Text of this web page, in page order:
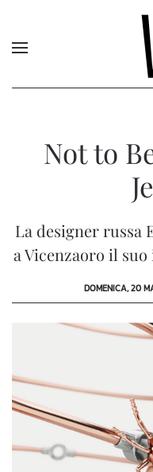
Not to
La designer russa
a Vicenzaoro il
DOMENICA, 20